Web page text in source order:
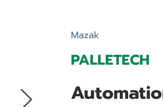
Mazak
PALLETECH